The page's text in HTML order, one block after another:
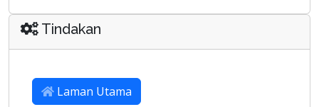
Tindakan
Laman Utama